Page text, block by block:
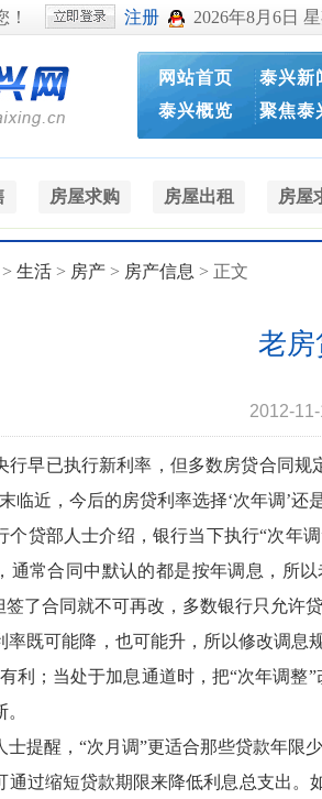
！ 注册 2026年8月6日
网站首页
泰兴概览
泰兴新
聚焦泰
房屋求购 房屋出租 房屋
> 生活 > 房产 > 房产信息 > 正文
老房
2012-
已执行新利率，但多数房贷合同规
临近，今后的房贷利率选择‘次年调’
部人士介绍，银行当下执行“次年调
通常合同中默认的都是按年调息，所
签了合同就不可再改，多数银行只允许
可能降，也可能升，所以修改调息规
利；当处于加息通道时，把“次年调
醒，“次月调”更适合那些贷款年限少
通过缩短贷款期限来降低利息总支出。